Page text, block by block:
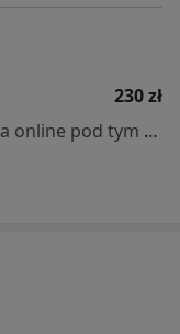
230 zł
Specjalista nie oferuje umawiania online pod tym adresem.